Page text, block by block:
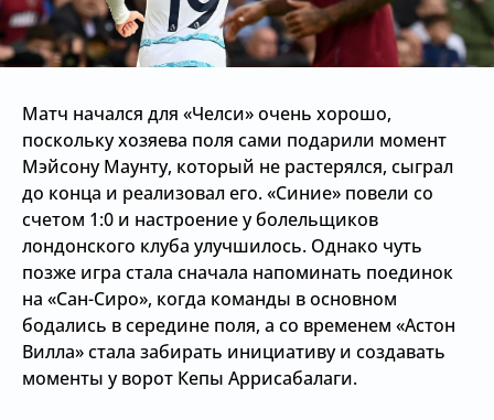
Матч начался для «Челси» очень хорошо,
поскольку хозяева поля сами подарили момент
Мэйсону Маунту, который не растерялся, сыграл
до конца и реализовал его. «Синие» повели со
счетом 1:0 и настроение у болельщиков
лондонского клуба улучшилось. Однако чуть
позже игра стала сначала напоминать поединок
на «Сан-Сиро», когда команды в основном
бодались в середине поля, а со временем «Астон
Вилла» стала забирать инициативу и создавать
моменты у ворот Кепы Аррисабалаги.